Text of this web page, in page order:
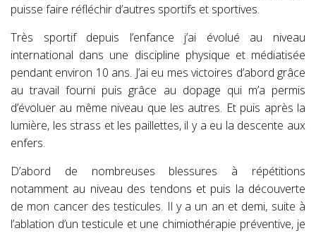
puisse faire réfléchir d’autres sportifs et sportives.
Très sportif depuis l’enfance j’ai évolué au niveau
international dans une discipline physique et médiatisée
pendant environ 10 ans. J’ai eu mes victoires d’abord grâce
au travail fourni puis grâce au dopage qui m’a permis
d’évoluer au même niveau que les autres. Et puis après la
lumière, les strass et les paillettes, il y a eu la descente aux
enfers.
D’abord de nombreuses blessures à répétitions
notamment au niveau des tendons et puis la découverte
de mon cancer des testicules. Il y a un an et demi, suite à
l’ablation d’un testicule et une chimiothérapie préventive, je